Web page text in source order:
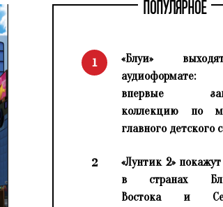
ПОПУЛЯРНОЕ
1
«Блуи»
аудиоформате:
впервые
коллекцию по
главного детского
2
«Лунтик 2»
в странах
Востока и